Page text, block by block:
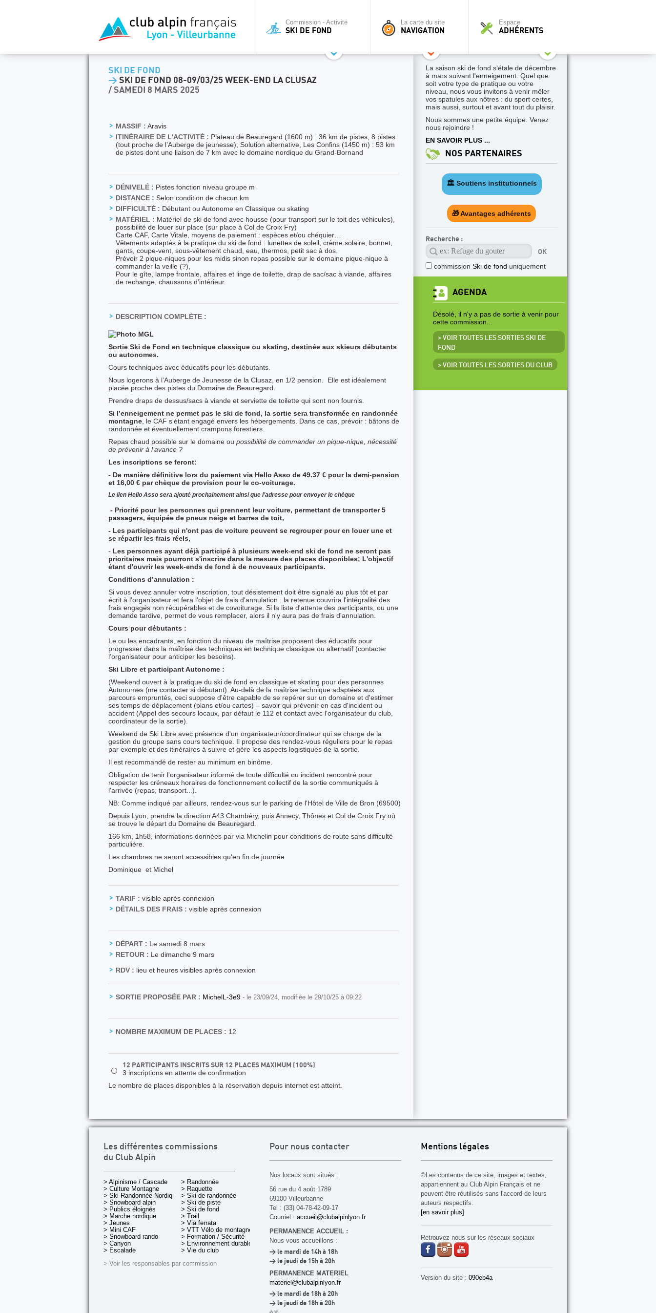
Commission - Activité
SKI DE FOND
La carte du site
NAVIGATION
Espace
ADHÉRENTS
SKI DE FOND
> SKI DE FOND 08-09/03/25 WEEK-END LA CLUSAZ
/ SAMEDI 8 MARS 2025
MASSIF : Aravis
ITINÉRAIRE DE L'ACTIVITÉ : Plateau de Beauregard (1600 m) : 36 km de pistes, 8 pistes
(tout proche de l’Auberge de jeunesse), Solution alternative, Les Confins (1450 m) : 53 km
de pistes dont une liaison de 7 km avec le domaine nordique du Grand-Bornand
DÉNIVELÉ : Pistes fonction niveau groupe m
DISTANCE : Selon condition de chacun km
DIFFICULTÉ : Débutant ou Autonome en Classique ou skating
MATÉRIEL : Matériel de ski de fond avec housse (pour transport sur le toit des véhicules),
possibilité de louer sur place (sur place à Col de Croix Fry)
Carte CAF, Carte Vitale, moyens de paiement : espèces et/ou chéquier…
Vêtements adaptés à la pratique du ski de fond : lunettes de soleil, crème solaire, bonnet,
gants, coupe-vent, sous-vêtement chaud, eau, thermos, petit sac à dos.
Prévoir 2 pique-niques pour les midis sinon repas possible sur le domaine pique-nique à
commander la veille (?),
Pour le gîte, lampe frontale, affaires et linge de toilette, drap de sac/sac à viande, affaires
de rechange, chaussons d’intérieur.
DESCRIPTION COMPLÈTE :
Sortie Ski de Fond en technique classique ou skating, destinée aux skieurs débutants
ou autonomes.
Cours techniques avec éducatifs pour les débutants.
Nous logerons à l’Auberge de Jeunesse de la Clusaz, en 1/2 pension. Elle est idéalement
placée proche des pistes du Domaine de Beauregard.
Prendre draps de dessus/sacs à viande et serviette de toilette qui sont non fournis.
Si l’enneigement ne permet pas le ski de fond, la sortie sera transformée en randonnée
montagne , le CAF s'étant engagé envers les hébergements. Dans ce cas, prévoir : bâtons de
randonnée et éventuellement crampons forestiers.
Repas chaud possible sur le domaine ou possibilité de commander un pique-nique, nécessité
de prévenir à l’avance ?
Les inscriptions se feront:
- De manière définitive lors du paiement via Hello Asso de 49.37 € pour la demi-pension
et 16,00 € par chèque de provision pour le co-voiturage.
Le lien Hello Asso sera ajouté prochainement ainsi que l’adresse pour envoyer le chèque
- Priorité pour les personnes qui prennent leur voiture, permettant de transporter 5
passagers, équipée de pneus neige et barres de toit,
- Les participants qui n'ont pas de voiture peuvent se regrouper pour en louer une et
se répartir les frais réels,
- Les personnes ayant déjà participé à plusieurs week-end ski de fond ne seront pas
prioritaires mais pourront s'inscrire dans la mesure des places disponibles; L'objectif
étant d'ouvrir les week-ends de fond à de nouveaux participants.
Conditions d’annulation :
Si vous devez annuler votre inscription, tout désistement doit être signalé au plus tôt et par
écrit à l'organisateur et fera l'objet de frais d'annulation : la retenue couvrira l'intégralité des
frais engagés non récupérables et de covoiturage. Si la liste d'attente des participants, ou une
demande tardive, permet de vous remplacer, alors il n'y aura pas de frais d'annulation.
Cours pour débutants :
Le ou les encadrants, en fonction du niveau de maîtrise proposent des éducatifs pour
progresser dans la maîtrise des techniques en technique classique ou alternatif (contacter
l’organisateur pour anticiper les besoins).
Ski Libre et participant Autonome :
(Weekend ouvert à la pratique du ski de fond en classique et skating pour des personnes
Autonomes (me contacter si débutant). Au-delà de la maîtrise technique adaptées aux
parcours empruntés, ceci suppose d'être capable de se repérer sur un domaine et d'estimer
ses temps de déplacement (plans et/ou cartes) – savoir qui prévenir en cas d'incident ou
accident (Appel des secours locaux, par défaut le 112 et contact avec l'organisateur du club,
coordinateur de la sortie).
Weekend de Ski Libre avec présence d'un organisateur/coordinateur qui se charge de la
gestion du groupe sans cours technique. Il propose des rendez-vous réguliers pour le repas
par exemple et des itinéraires à suivre et gère les aspects logistiques de la sortie.
Il est recommandé de rester au minimum en binôme.
Obligation de tenir l'organisateur informé de toute difficulté ou incident rencontré pour
respecter les créneaux horaires de fonctionnement collectif de la sortie communiqués à
l'arrivée (repas, transport...).
NB: Comme indiqué par ailleurs, rendez-vous sur le parking de l'Hôtel de Ville de Bron (69500)
Depuis Lyon, prendre la direction A43 Chambéry, puis Annecy, Thônes et Col de Croix Fry où
se trouve le départ du Domaine de Beauregard.
166 km, 1h58, informations données par via Michelin pour conditions de route sans difficulté
particulière.
Les chambres ne seront accessibles qu'en fin de journée
Dominique et Michel
TARIF : visible après connexion
DÉTAILS DES FRAIS : visible après connexion
DÉPART : Le samedi 8 mars
RETOUR : Le dimanche 9 mars
RDV : lieu et heures visibles après connexion
SORTIE PROPOSÉE PAR : MichelL-3e9 - le 23/09/24, modifiée le 29/10/25 à 09:22
NOMBRE MAXIMUM DE PLACES : 12
⚪
12 PARTICIPANTS INSCRITS SUR 12 PLACES MAXIMUM (100%)
3 inscriptions en attente de confirmation
Le nombre de places disponibles à la réservation depuis internet est atteint.
La saison ski de fond s'étale de décembre
à mars suivant l'enneigement. Quel que
soit votre type de pratique ou votre
niveau, nous vous invitons à venir mêler
vos spatules aux nôtres : du sport certes,
mais aussi, surtout et avant tout du plaisir.
Nous sommes une petite équipe. Venez
nous rejoindre !
EN SAVOIR PLUS ...
NOS PARTENAIRES
🏛️ Soutiens institutionnels
🎁 Avantages adhérents
Recherche :
commission Ski de fond uniquement
AGENDA
Désolé, il n'y a pas de sortie à venir pour
cette commission...
> VOIR TOUTES LES SORTIES SKI DE
FOND
> VOIR TOUTES LES SORTIES DU CLUB
Les différentes commissions
du Club Alpin
> Alpinisme / Cascade
> Culture Montagne
> Ski Randonnée Nordique
> Snowboard alpin
> Publics éloignés
> Marche nordique
> Jeunes
> Mini CAF
> Snowboard rando
> Canyon
> Escalade
> Randonnée
> Raquette
> Ski de randonnée
> Ski de piste
> Ski de fond
> Trail
> Via ferrata
> VTT Vélo de montagne
> Formation / Sécurité
> Environnement durable
> Vie du club
> Voir les responsables par commission
Pour nous contacter
Nos locaux sont situés :
56 rue du 4 août 1789
69100 Villeurbanne
Tel : (33) 04-78-42-09-17
Courriel : accueil@clubalpinlyon.fr
PERMANENCE ACCUEIL :
Nous vous accueillons :
> le mardi de 14h à 18h
> le jeudi de 15h à 20h
PERMANENCE MATERIEL
materiel@clubalpinlyon.fr
> le mardi de 18h à 20h
> le jeudi de 18h à 20h
Mentions légales
©Les contenus de ce site, images et textes,
appartiennent au Club Alpin Français et ne
peuvent être réutilisés sans l'accord de leurs
auteurs respectifs.
[en savoir plus]
Retrouvez-nous sur les réseaux sociaux
Version du site : 090eb4a